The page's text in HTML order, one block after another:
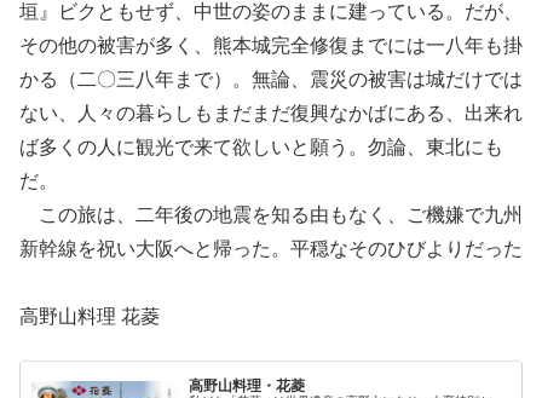
垣』ビクともせず、中世の姿のままに建っている。だが、
その他の被害が多く、熊本城完全修復までには一八年も掛
かる（二〇三八年まで）。無論、震災の被害は城だけでは
ない、人々の暮らしもまだまだ復興なかばにある、出来れ
ば多くの人に観光で来て欲しいと願う。勿論、東北にも
だ。
この旅は、二年後の地震を知る由もなく、ご機嫌で九州
新幹線を祝い大阪へと帰った。平穏なそのひびよりだった
高野山料理 花菱
高野山料理・花菱